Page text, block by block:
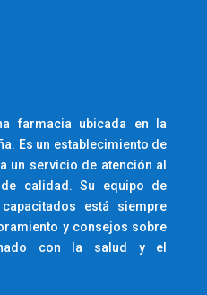
farmacia ubicada en la
Es un establecimiento de
un servicio de atención al
calidad. Su equipo de
está siempre
y consejos sobre
con la salud y el